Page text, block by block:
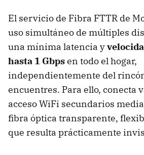
El servicio de Fibra FTTR de
uso simultáneo de múltiples
una mínima latencia y
hasta 1 Gbpsen todo el hogar,
independientemente del
encuentres. Para ello, conecta
acceso WiFi secundarios
fibra óptica transparente,
que resulta prácticamente